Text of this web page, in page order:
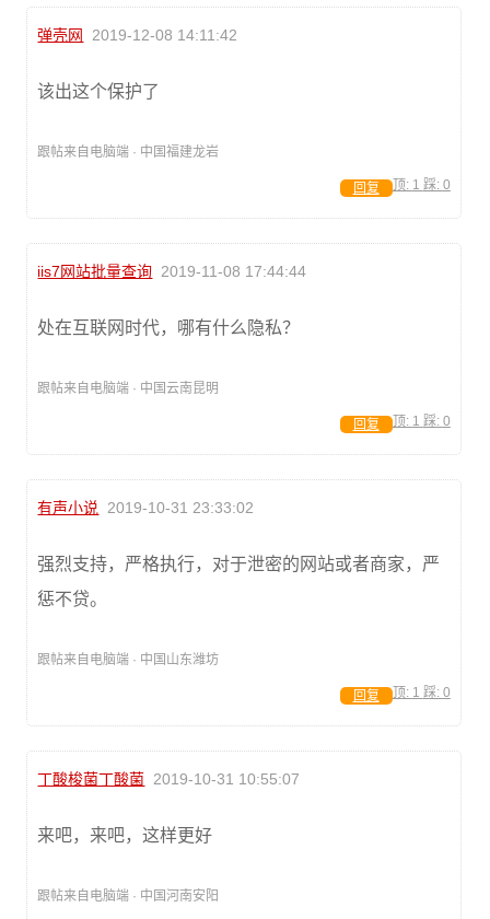
弹壳网 2019-12-08 14:11:42
该出这个保护了
跟帖来自电脑端 · 中国福建龙岩
顶: 1 踩: 0
回复
iis7网站批量查询 2019-11-08 17:44:44
处在互联网时代，哪有什么隐私？
跟帖来自电脑端 · 中国云南昆明
顶: 1 踩: 0
回复
有声小说 2019-10-31 23:33:02
强烈支持，严格执行，对于泄密的网站或者商家，严
惩不贷。
跟帖来自电脑端 · 中国山东潍坊
顶: 1 踩: 0
回复
丁酸梭菌丁酸菌 2019-10-31 10:55:07
来吧，来吧，这样更好
跟帖来自电脑端 · 中国河南安阳